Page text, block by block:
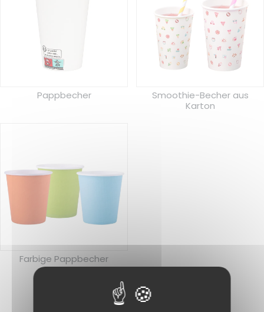
Pappbecher
Smoothie-Becher aus
Karton
Farbige Pappbecher